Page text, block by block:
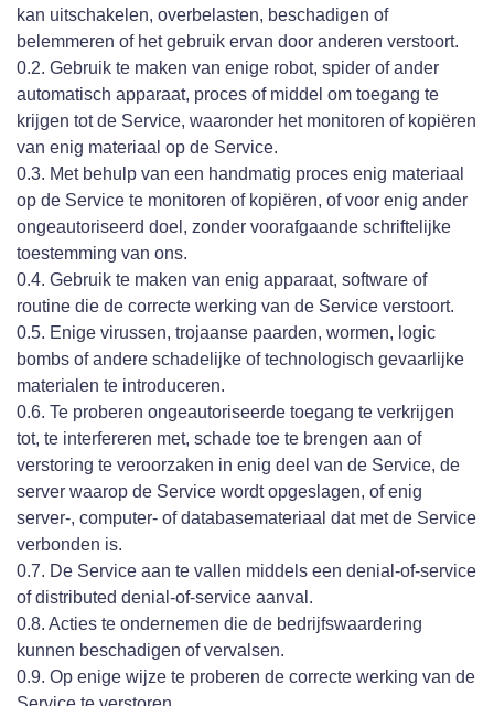
kan uitschakelen, overbelasten, beschadigen of
belemmeren of het gebruik ervan door anderen verstoort.
0.2. Gebruik te maken van enige robot, spider of ander
automatisch apparaat, proces of middel om toegang te
krijgen tot de Service, waaronder het monitoren of kopiëren
van enig materiaal op de Service.
0.3. Met behulp van een handmatig proces enig materiaal
op de Service te monitoren of kopiëren, of voor enig ander
ongeautoriseerd doel, zonder voorafgaande schriftelijke
toestemming van ons.
0.4. Gebruik te maken van enig apparaat, software of
routine die de correcte werking van de Service verstoort.
0.5. Enige virussen, trojaanse paarden, wormen, logic
bombs of andere schadelijke of technologisch gevaarlijke
materialen te introduceren.
0.6. Te proberen ongeautoriseerde toegang te verkrijgen
tot, te interfereren met, schade toe te brengen aan of
verstoring te veroorzaken in enig deel van de Service, de
server waarop de Service wordt opgeslagen, of enig
server-, computer- of databasemateriaal dat met de Service
verbonden is.
0.7. De Service aan te vallen middels een denial-of-service
of distributed denial-of-service aanval.
0.8. Acties te ondernemen die de bedrijfswaardering
kunnen beschadigen of vervalsen.
0.9. Op enige wijze te proberen de correcte werking van de